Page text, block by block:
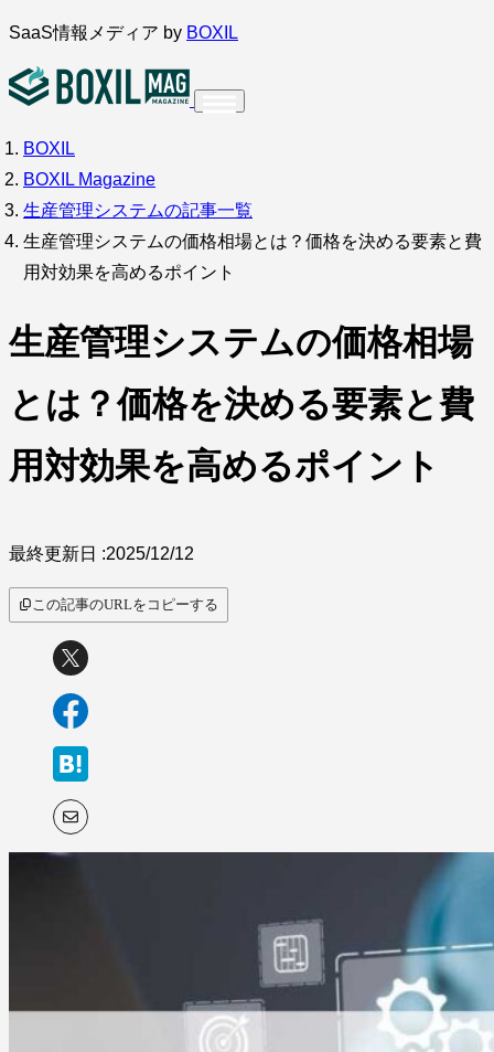
内
を
キ
ッ
プ
SaaS情報メディア by BOXIL
インタビュー
サービス比較 キーワードから探す
BOXIL
BOXIL
BOXIL Magazine
生産管理システムの記事一覧
生産管理システムの価格相場とは？価格を決める要素と費
用対効果を高めるポイント
生産管理システムの価格相場
とは？価格を決める要素と費
用対効果を高めるポイント
最終更新日 :2025/12/12
この記事のURLをコピーする